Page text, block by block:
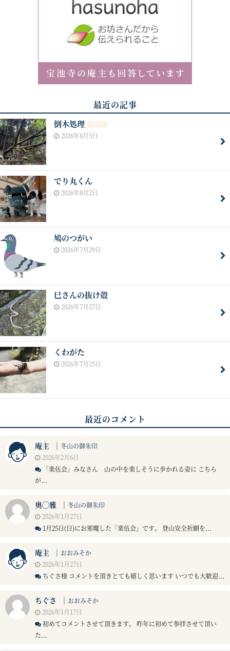
最近の記事
倒木処理 NEW
2026年8月5日
でり丸くん
2026年8月2日
鳩のつがい
2026年7月29日
巳さんの抜け殻
2026年7月27日
くわがた
2026年7月25日
最近のコメント
庵主 ｜ 冬山の御朱印
2026年2月6日
「楽伍会」みなさん 山の中を楽しそうに歩かれる姿に こちら
が...
奥◯雅 ｜ 冬山の御朱印
2026年1月27日
1月25日(日)にお邪魔した「楽伍会」です。 登山安全祈願を...
庵主 ｜ おおみそか
2026年1月27日
ちぐさ様 コメントを頂きとても嬉しく思います いつでも大歓迎...
ちぐさ ｜ おおみそか
2026年1月17日
初めてコメントさせて頂きます。 昨年に初めて参拝させて頂い
た...